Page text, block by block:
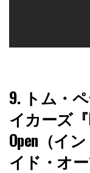
9. トム・
イカーズ『
Open（イ
イド・オー